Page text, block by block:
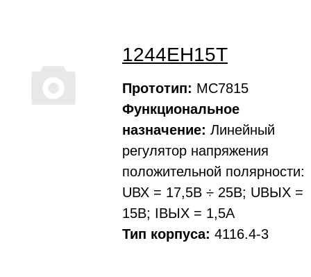
1244ЕН15Т
Прототип: МС7815
Функциональное
назначение: Линейный
регулятоp напpяжения
положительной полярности:
UВХ = 17,5В ÷ 25В; UВЫХ =
15В; IВЫХ = 1,5А
Тип корпуса: 4116.4-3